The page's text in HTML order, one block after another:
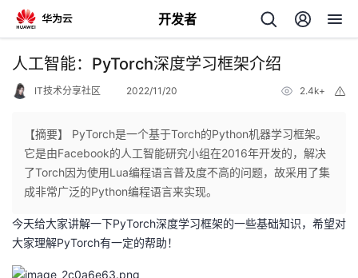
开发者
返
个
人
主
我
的
人工智能：PyTorch深度学习框架介绍
IT技术分享社区 2022/11/20 2.4k+
【摘要】 PyTorch是一个基于Torch的Python机器学习框架。
它是由Facebook的人工智能研究小组在2016年开发的，解决
了Torch因为使用Lua编程语言普及度不高的问题，故采用了集
成非常广泛的Python编程语言来实现。
今天给大家讲解一下PyTorch深度学习框架的一些基础知识，希望对
大家理解PyTorch有一定的帮助！